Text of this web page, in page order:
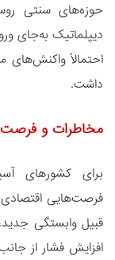
حوزه‌های سنتی
دیپلماتیک به‌جای
احتمالاً واکنش‌های
داشت.
مخاطرات و
برای کشورهای
فرصت‌هایی اقتصادی
قبیل وابستگی
افزایش فشار از